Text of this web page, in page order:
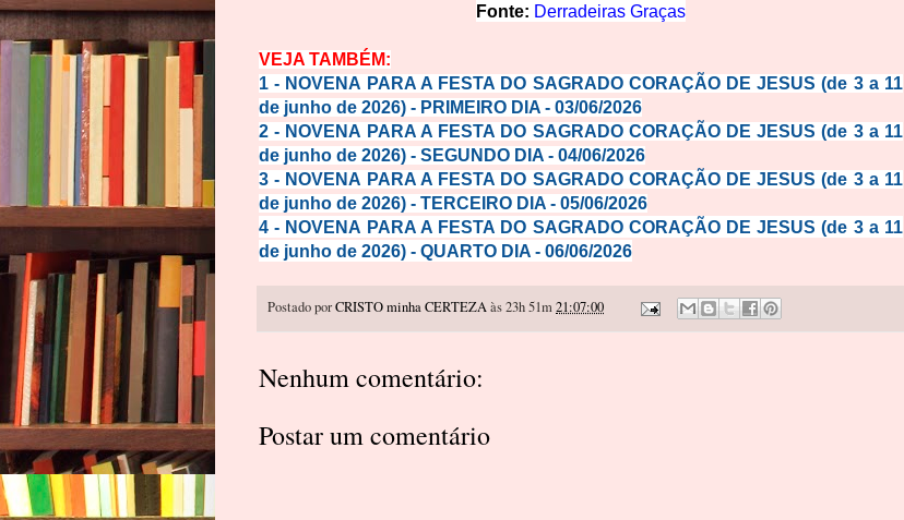
Fonte: Derradeiras Graças
VEJA TA MBÉM:
1 - NOVENA PARA A FESTA DO SAGRADO CORAÇÃO DE JESUS (de 3 a 11
de junho de 2026) - PRIMEIRO DIA - 03/06/2026
2 - NOVENA PARA A FESTA DO SAGRADO CORAÇÃO DE JESUS (de 3 a 11
de junho de 2026) - SEGUNDO DIA - 04/06/2026
3 - NOVENA PARA A FESTA DO SAGRADO CORAÇÃO DE JESUS (de 3 a 11
de junho de 2026) - TERCEIRO DIA - 05/06/2026
4 - NOVENA PARA A FESTA DO SAGRADO CORAÇÃO DE JESUS (de 3 a 11
de junho de 2026) - QUARTO DIA - 06/06/2026
Postado porCRISTO minha CERTEZAàs 23h 51m21:07:00
Nenhum comentário:
Postar um comentário